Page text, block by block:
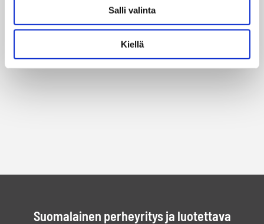
Salli valinta
Kiellä
Suomalainen perheyritys ja luotettava